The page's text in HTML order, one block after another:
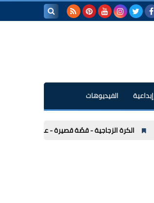
الفيديوهات
- قصّة قصيرة - عبد الخالق كلاليب